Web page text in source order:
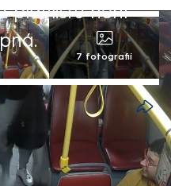
playlistu není
7 fotografií
32letého muže,
hodinách